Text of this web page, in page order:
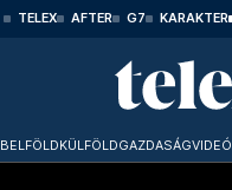
TELEX AFTER G7 KARAKTER
BELFÖLDKÜLFÖLDGAZDASÁGVIDEÓ